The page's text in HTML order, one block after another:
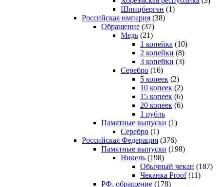
Шпицберген (1)
Российская империя (38)
Обращение (37)
Медь (21)
1 копейка (10)
2 копейки (8)
3 копейки (3)
Серебро (16)
5 копеек (2)
10 копеек (2)
15 копеек (6)
20 копеек (6)
1 рубль
Памятные выпуски (1)
Серебро (1)
Российская Федерация (376)
Памятные выпуски (198)
Никель (198)
Обычный чекан (187)
Чеканка Proof(11)
РФ, обращение (178)